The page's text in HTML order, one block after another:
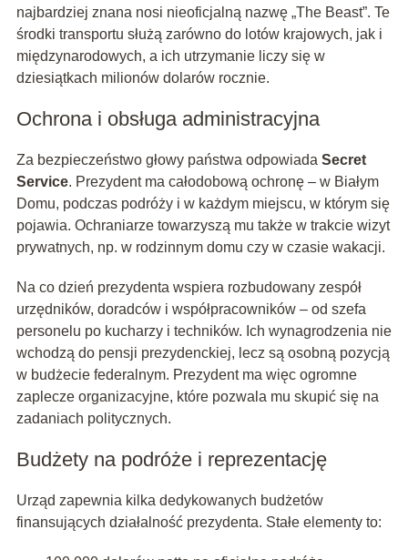
najbardziej znana nosi nieoficjalną nazwę „The Beast”. Te
środki transportu służą zarówno do lotów krajowych, jak i
międzynarodowych, a ich utrzymanie liczy się w
dziesiątkach milionów dolarów rocznie.
Ochrona i obsługa administracyjna
Za bezpieczeństwo głowy państwa odpowiada Secret
Service. Prezydent ma całodobową ochronę – w Białym
Domu, podczas podróży i w każdym miejscu, w którym się
pojawia. Ochraniarze towarzyszą mu także w trakcie wizyt
prywatnych, np. w rodzinnym domu czy w czasie wakacji.
Na co dzień prezydenta wspiera rozbudowany zespół
urzędników, doradców i współpracowników – od szefa
personelu po kucharzy i techników. Ich wynagrodzenia nie
wchodzą do pensji prezydenckiej, lecz są osobną pozycją
w budżecie federalnym. Prezydent ma więc ogromne
zaplecze organizacyjne, które pozwala mu skupić się na
zadaniach politycznych.
Budżety na podróże i reprezentację
Urząd zapewnia kilka dedykowanych budżetów
finansujących działalność prezydenta. Stałe elementy to: